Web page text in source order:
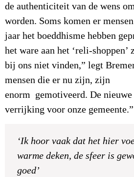
de authenticiteit van de wens
worden. Soms komen er
jaar het boeddhisme hebben
het ware aan het ‘reli-
bij ons niet vinden,” legt
mensen die er nu zijn, zijn
enorm gemotiveerd. De
verrijking voor onze gemeente.”
‘Ik hoor vaak dat het hier
warme deken, de sfeer is
goed’